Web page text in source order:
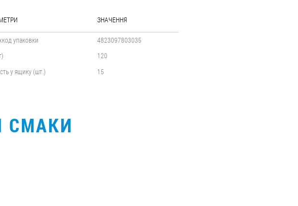
ЗНАЧЕННЯ
упаковки
4823097803035
120
у ящику (шт.)
15
СМАКИ